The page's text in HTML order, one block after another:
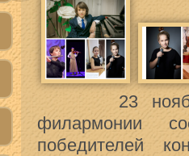
23 ноября в
филармонии
победителей